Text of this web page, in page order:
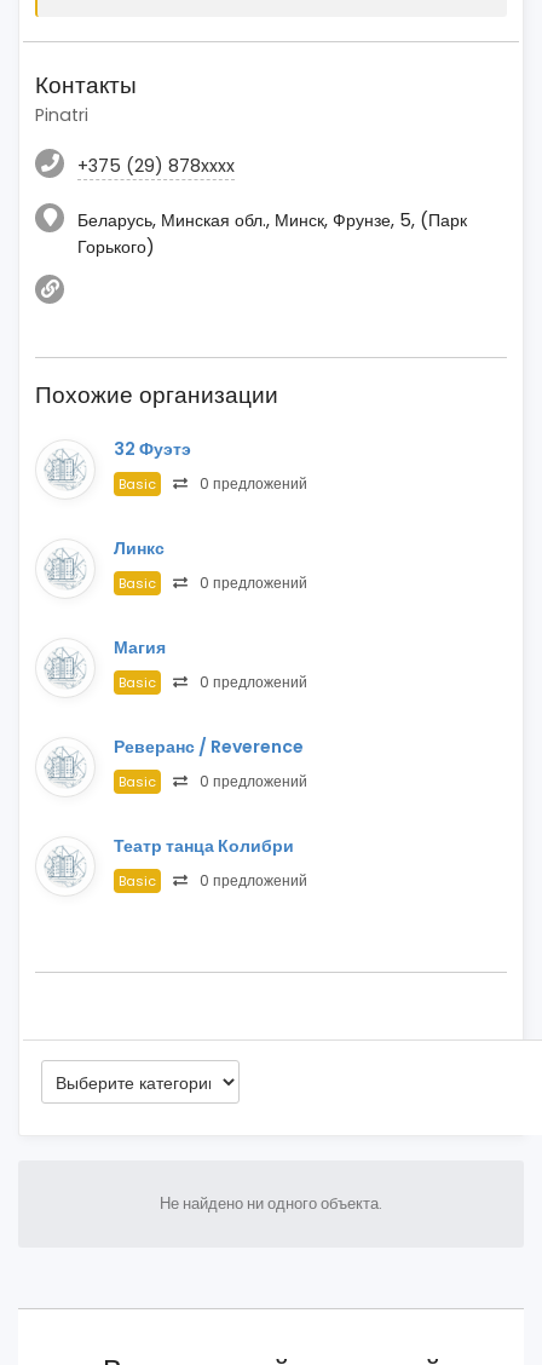
Контакты
Pinatri
+375 (29) 878xxxx
Беларусь, Минская обл., Минск, Фрунзе, 5, (Парк
Горького)
Похожие организации
32 Фуэтэ
Basic 0 предложений
Линкс
Basic 0 предложений
Магия
Basic 0 предложений
Реверанс / Reverence
Basic 0 предложений
Театр танца Колибри
Basic 0 предложений
Не найдено ни одного объекта.